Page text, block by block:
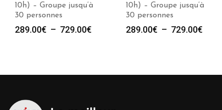
10h) – Groupe jusqu’à
30 personnes
289.00€ – 729.00€
à
10h) – Groupe jusqu’à
30 personnes
289.00€ – 729.00€
à